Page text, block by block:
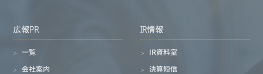
広報PR
一覧
会社案内
IR情報
IR資料室
決算短信